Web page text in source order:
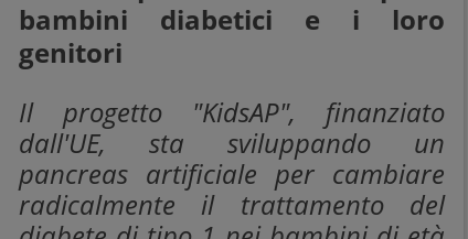
bambini diabetici e i loro
genitori
Il progetto "KidsAP", finanziato
dall'UE, sta sviluppando un
pancreas artificiale per cambiare
radicalmente il trattamento del